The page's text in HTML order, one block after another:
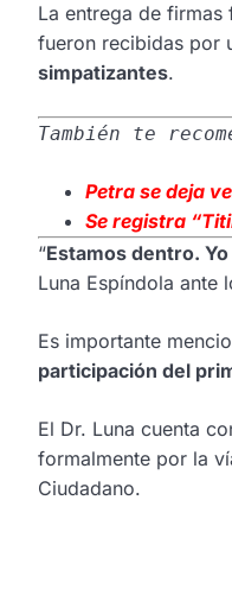
La entrega de firmas
fueron recibidas por
simpatizantes.
También te
Petra se deja
Se registra
“Estamos dentro.
Luna Espíndola ante
Es importante
participación del
El Dr. Luna cuenta
formalmente por la
Ciudadano.